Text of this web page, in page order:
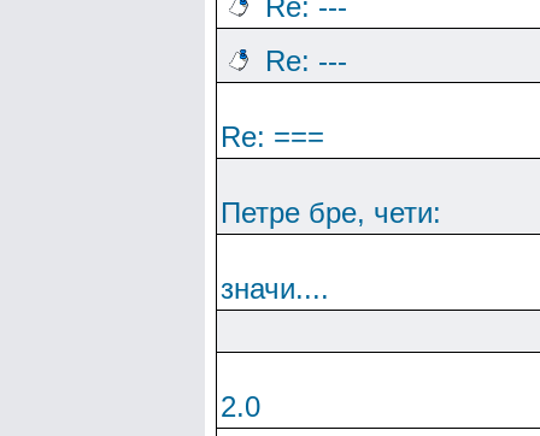
Re: ---
Re: ---
Re: ===
Петре бре, чети:
значи....
2.0